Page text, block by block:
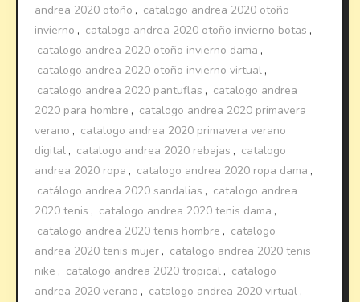
andrea 2020 otoño , catalogo andrea 2020 otoño
invierno , catalogo andrea 2020 otoño invierno botas ,
catalogo andrea 2020 otoño invierno dama ,
catalogo andrea 2020 otoño invierno virtual ,
catalogo andrea 2020 pantuflas , catalogo andrea
2020 para hombre , catalogo andrea 2020 primavera
verano , catalogo andrea 2020 primavera verano
digital , catalogo andrea 2020 rebajas , catalogo
andrea 2020 ropa , catalogo andrea 2020 ropa dama ,
catálogo andrea 2020 sandalias , catalogo andrea
2020 tenis , catalogo andrea 2020 tenis dama ,
catalogo andrea 2020 tenis hombre , catalogo
andrea 2020 tenis mujer , catalogo andrea 2020 tenis
nike , catalogo andrea 2020 tropical , catalogo
andrea 2020 verano , catalogo andrea 2020 virtual ,